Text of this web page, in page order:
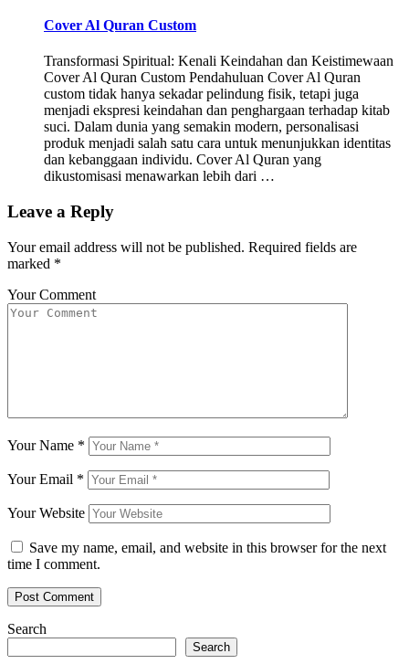
Cover Al Quran Custom
Transformasi Spiritual: Kenali Keindahan dan Keistimewaan
Cover Al Quran Custom Pendahuluan Cover Al Quran
custom tidak hanya sekadar pelindung fisik, tetapi juga
menjadi ekspresi keindahan dan penghargaan terhadap kitab
suci. Dalam dunia yang semakin modern, personalisasi
produk menjadi salah satu cara untuk menunjukkan identitas
dan kebanggaan individu. Cover Al Quran yang
dikustomisasi menawarkan lebih dari …
Leave a Reply
Your email address will not be published. Required fields are
marked *
Your Comment
Your Name *
Your Email *
Your Website
Save my name, email, and website in this browser for the next
time I comment.
Search
Search